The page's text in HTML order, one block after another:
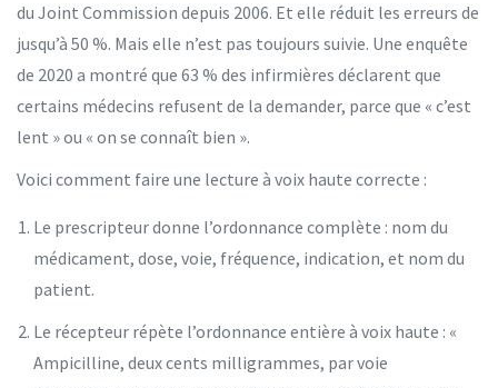
du Joint Commission depuis 2006. Et elle réduit les erreurs de
jusqu’à 50 %. Mais elle n’est pas toujours suivie. Une enquête
de 2020 a montré que 63 % des infirmières déclarent que
certains médecins refusent de la demander, parce que « c’est
lent » ou « on se connaît bien ».
Voici comment faire une lecture à voix haute correcte :
Le prescripteur donne l’ordonnance complète : nom du
médicament, dose, voie, fréquence, indication, et nom du
patient.
Le récepteur répète l’ordonnance entière à voix haute : «
Ampicilline, deux cents milligrammes, par voie